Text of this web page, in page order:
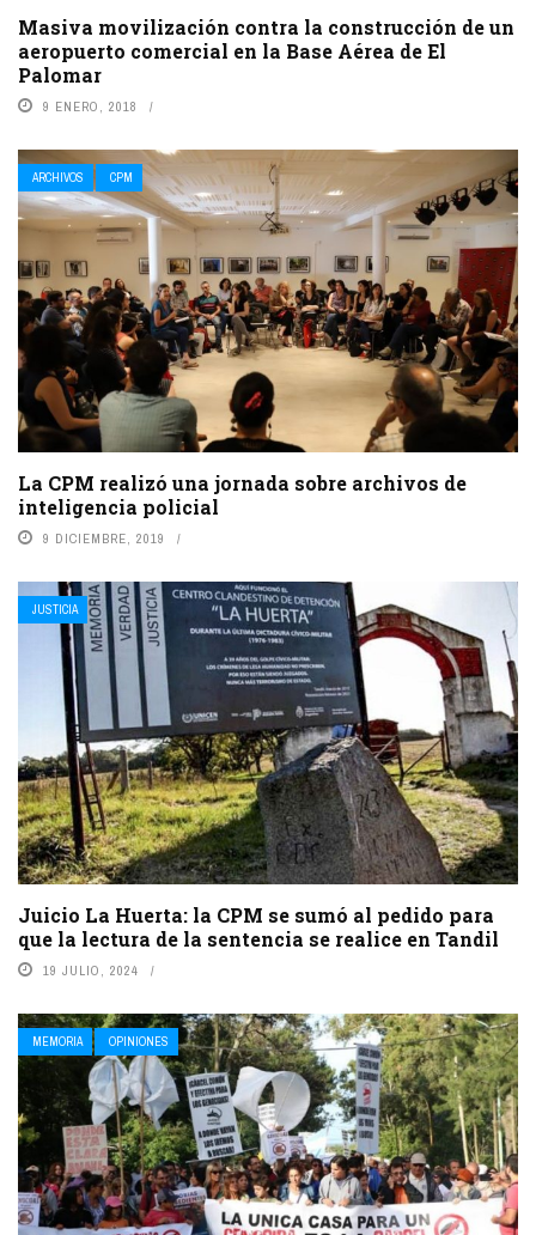
Masiva movilización contra la construcción de un
aeropuerto comercial en la Base Aérea de El
Palomar
9 ENERO, 2018
ARCHIVOS CPM
La CPM realizó una jornada sobre archivos de
inteligencia policial
9 DICIEMBRE, 2019
JUSTICIA
Juicio La Huerta: la CPM se sumó al pedido para
que la lectura de la sentencia se realice en Tandil
19 JULIO, 2024
MEMORIA OPINIONES